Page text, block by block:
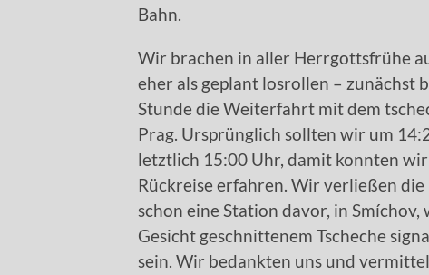
Bahn.
Wir brachen in aller Herrgottsfrühe
eher als geplant losrollen – zunächst
Stunde die Weiterfahrt mit dem
Prag. Ursprünglich sollten wir um
letztlich 15:00 Uhr, damit konnten
Rückreise erfahren. Wir verließen
schon eine Station davor, in
Gesicht geschnittenem Tscheche
sein. Wir bedankten uns und